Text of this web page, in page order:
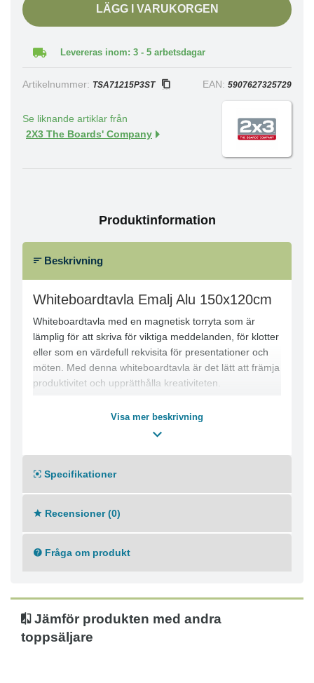
LÄGG I VARUKORGEN
Levereras inom: 3 - 5 arbetsdagar
Artikelnummer: TSA71215P3ST EAN: 5907627325729
Se liknande artiklar från
2X3 The Boards' Company
Produktinformation
Beskrivning
Whiteboardtavla Emalj Alu 150x120cm
Whiteboardtavla med en magnetisk torryta som är
lämplig för att skriva för viktiga meddelanden, för klotter
eller som en värdefull rekvisita för presentationer och
möten. Med denna whiteboardtavla är det lätt att främja
produktivitet och upprätthålla kreativiteten.
Kan fixeras vertikalt eller horisontellt
Ram: Grå aluminium
Hörn: Ljusgrå plast
Tjocklek: 13,4 mm
Visa mer beskrivning
Specifikationer
Recensioner (0)
Fråga om produkt
Jämför produkten med andra
toppsäljare